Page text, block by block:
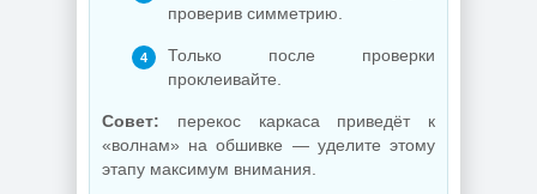
проверив симметрию.
Только после проверки
проклеивайте.
Совет: перекос каркаса приведёт к
«волнам» на обшивке — уделите этому
этапу максимум внимания.